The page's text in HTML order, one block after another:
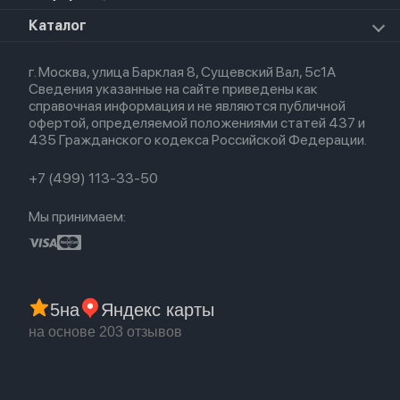
Apple Watch Ultra
Airpods Max
Airpods 2
Airpods (1-е)
AirTag
Для iPhone
Для Apple Watch
О магазине
Политика конфиденциальности
Оплата и доставка
Партнерская программа
Гарантия
Обмен и возврат
Trade-in
Каталог
Новые поступления
Популярное
Акции
г. Москва, улица Барклая 8, Сущевский Вал, 5с1А
Сведения указанные на сайте приведены как
справочная информация и не являются публичной
офертой, определяемой положениями статей 437 и
435 Гражданского кодекса Российской Федерации.
+7 (499) 113-33-50
Мы принимаем:
5на Яндекс карты
на основе 203 отзывов